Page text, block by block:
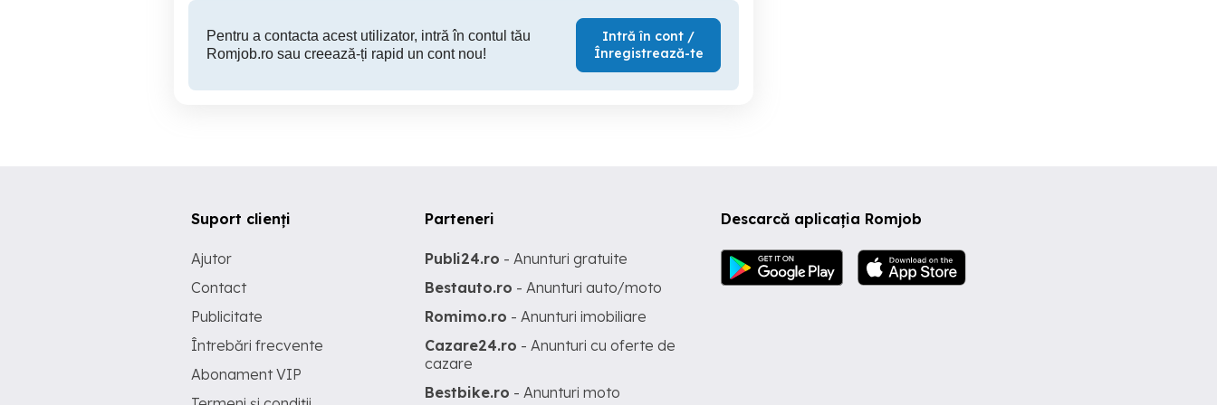
Pentru a contacta acest utilizator, intră în contul tău
Romjob.ro sau creează-ți rapid un cont nou!
Intră în cont /
Înregistrează-te
Descarcă aplicația Romjob
Suport clienți
Ajutor
Contact
Publicitate
Întrebări frecvente
Abonament VIP
Parteneri
Publi24.ro - Anunturi gratuite
Bestauto.ro - Anunturi auto/moto
Romimo.ro - Anunturi imobiliare
Cazare24.ro - Anunturi cu oferte de
cazare
Bestbike.ro - Anunturi moto